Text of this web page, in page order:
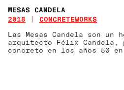
MESAS CANDELA
2018
CONCRETEWORKS
Las Mesas Candela son un
arquitecto Félix Candela,
concreto en los años 50 en